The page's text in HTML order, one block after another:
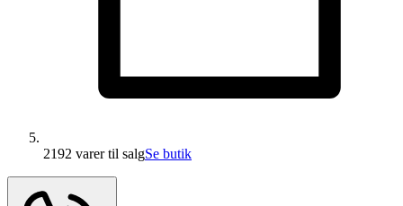
2192 varertil salgSe butik